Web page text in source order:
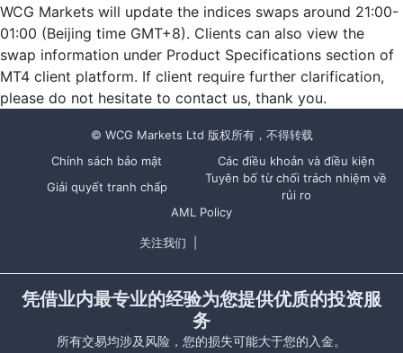
WCG Markets will update the indices swaps around 21:00-
01:00 (Beijing time GMT+8). Clients can also view the
swap information under Product Specifications section of
MT4 client platform. If client require further clarification,
please do not hesitate to contact us, thank you.
© WCG Markets Ltd 版权所有，不得转载
Chính sách bảo mật
Các điều khoản và điều kiện
Giải quyết tranh chấp
Tuyên bố từ chối trách nhiệm về
rủi ro
AML Policy
关注我们
凭借业内最专业的经验为您提供优质的投资服
务
所有交易均涉及风险，您的损失可能大于您的入金。